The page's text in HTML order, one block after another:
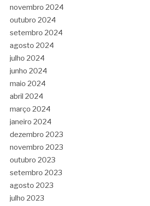
novembro 2024
outubro 2024
setembro 2024
agosto 2024
julho 2024
junho 2024
maio 2024
abril 2024
março 2024
janeiro 2024
dezembro 2023
novembro 2023
outubro 2023
setembro 2023
agosto 2023
julho 2023